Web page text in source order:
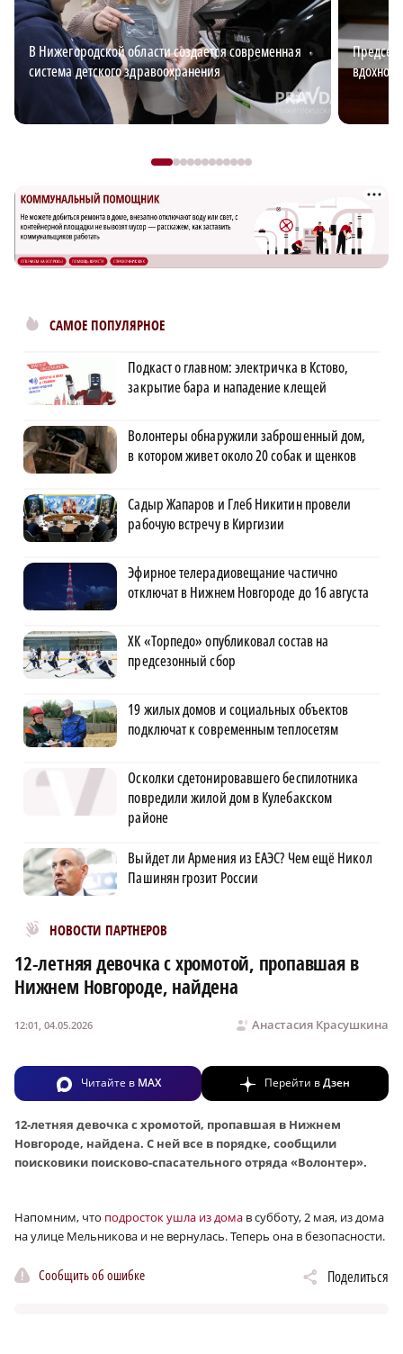
В Нижегородской области создается современная
система детского здравоохранения
САМОЕ ПОПУЛЯРНОЕ
Подкаст о главном: электричка в Кстово,
закрытие бара и нападение клещей
Волонтеры обнаружили заброшенный дом,
в котором живет около 20 собак и щенков
Садыр Жапаров и Глеб Никитин провели
рабочую встречу в Киргизии
Эфирное телерадиовещание частично
отключат в Нижнем Новгороде до 16 августа
ХК «Торпедо» опубликовал состав на
предсезонный сбор
19 жилых домов и социальных объектов
подключат к современным теплосетям
Осколки сдетонировавшего беспилотника
повредили жилой дом в Кулебакском
районе
Выйдет ли Армения из ЕАЭС? Чем ещё Никол
Пашинян грозит России
НОВОСТИ ПАРТНЕРОВ
Новости МирТесен
12-летняя девочка с хромотой, пропавшая в
Нижнем Новгороде, найдена
Анастасия Красушкина
12:01, 04.05.2026
Читайте в MAX Перейти вДзен
12-летняя девочка с хромотой, пропавшая в Нижнем
Новгороде, найдена. С ней все в порядке, сообщили
поисковики поисково-спасательного отряда «Волонтер».
Напомним, что подросток ушла из дома в субботу, 2 мая, из дома
на улице Мельникова и не вернулась. Теперь она в безопасности.
Сообщить об ошибке Поделиться